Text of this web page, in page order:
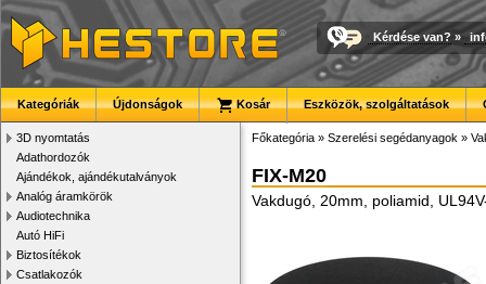
Kérdése van? »
Kategóriák Újdonságok Kosár Eszközök, szolgáltatások
3D nyomtatás
Adathordozók
Ajándékok, ajándékutalványok
Analóg áramkörök
Audiotechnika
Autó HiFi
Biztosítékok
Csatlakozók
Főkategória » Szerelési segédanyagok »
FIX-M20
Vakdugó, 20mm, poliamid,